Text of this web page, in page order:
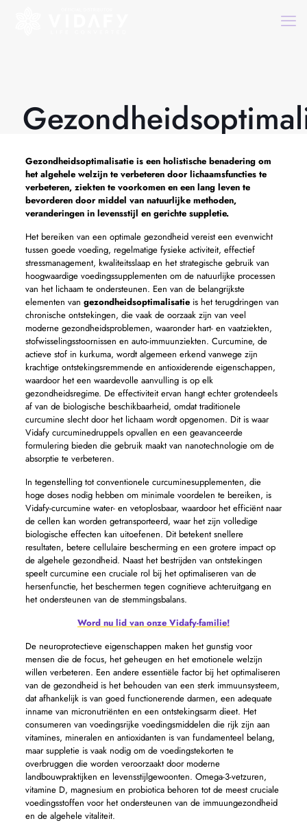
Gezondheidsoptimalisatieis een holistische benadering om
het algehele welzijn te verbeteren door lichaamsfuncties te
verbeteren, ziekten te voorkomen en een lang leven te
bevorderen door middel van natuurlijke methoden,
veranderingen in levensstijl en gerichte suppletie.
Het bereiken van een optimale gezondheid vereist een evenwicht
tussen goede voeding, regelmatige fysieke activiteit, effectief
stressmanagement, kwaliteitsslaap en het strategische gebruik van
hoogwaardige voedingssupplementen om de natuurlijke processen
van het lichaam te ondersteunen. Een van de belangrijkste
elementen van gezondheidsoptimalisatieis het terugdringen van
chronische ontstekingen, die vaak de oorzaak zijn van veel
moderne gezondheidsproblemen, waaronder hart- en vaatziekten,
stofwisselingsstoornissen en auto-immuunziekten. Curcumine, de
actieve stof in kurkuma, wordt algemeen erkend vanwege zijn
krachtige ontstekingsremmende en antioxiderende eigenschappen,
waardoor het een waardevolle aanvulling is op elk
gezondheidsregime. De effectiviteit ervan hangt echter grotendeels
af van de biologische beschikbaarheid, omdat traditionele
curcumine slecht door het lichaam wordt opgenomen. Dit is waar
Vidafy curcuminedruppels opvallen en een geavanceerde
formulering bieden die gebruik maakt van nanotechnologie om de
absorptie te verbeteren.
In tegenstelling tot conventionele curcuminesupplementen, die
hoge doses nodig hebben om minimale voordelen te bereiken, is
Vidafy-curcumine water- en vetoplosbaar, waardoor het efficiënt naar
de cellen kan worden getransporteerd, waar het zijn volledige
biologische effecten kan uitoefenen. Dit betekent snellere
resultaten, betere cellulaire bescherming en een grotere impact op
de algehele gezondheid. Naast het bestrijden van ontstekingen
speelt curcumine een cruciale rol bij het optimaliseren van de
hersenfunctie, het beschermen tegen cognitieve achteruitgang en
het ondersteunen van de stemmingsbalans.
Word nu lid van onze Vidafy-familie!
De neuroprotectieve eigenschappen maken het gunstig voor
mensen die de focus, het geheugen en het emotionele welzijn
willen verbeteren. Een andere essentiële factor bij het optimaliseren
van de gezondheid is het behouden van een sterk immuunsysteem,
dat afhankelijk is van goed functionerende darmen, een adequate
inname van micronutriënten en een ontstekingsarm dieet. Het
consumeren van voedingsrijke voedingsmiddelen die rijk zijn aan
vitamines, mineralen en antioxidanten is van fundamenteel belang,
maar suppletie is vaak nodig om de voedingstekorten te
overbruggen die worden veroorzaakt door moderne
landbouwpraktijken en levensstijlgewoonten. Omega-3-vetzuren,
vitamine D, magnesium en probiotica behoren tot de meest cruciale
voedingsstoffen voor het ondersteunen van de immuungezondheid
en de algehele vitaliteit.